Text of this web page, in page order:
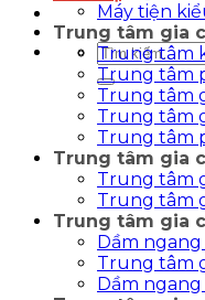
Tìm
kiếm:
Máy tiện
Trung tâm gia
Trung tâm
Trung tâm
Trung tâm
Trung tâm
Trung tâm
Trung tâm gia
Trung tâm
Trung tâm
Trung tâm gia
Dầm
Trung tâm
Dầm